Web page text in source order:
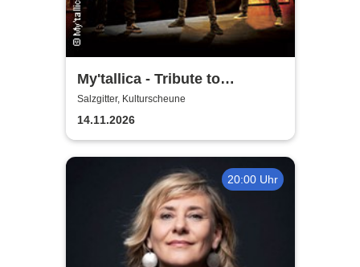
My'tallica - Tribute to
Metallica
Salzgitter, Kulturscheune
14.11.2026
20:00 Uhr